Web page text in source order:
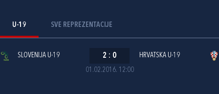
U-19 SVE REPREZENTACIJE
01.02.2016. 12:00
SLOVENIJA U-19 2 : 0 HRVATSKA U-19